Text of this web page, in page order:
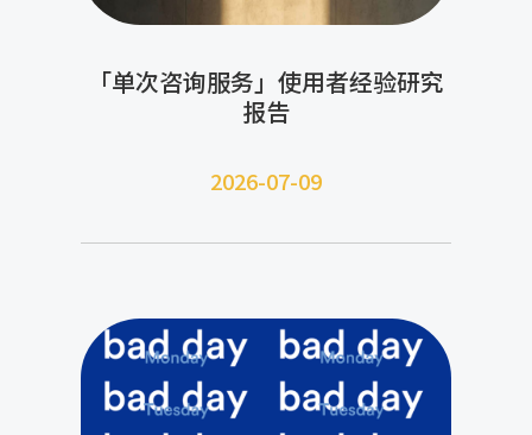
「单次咨询服务」使用者经验研究
报告
2026-07-09